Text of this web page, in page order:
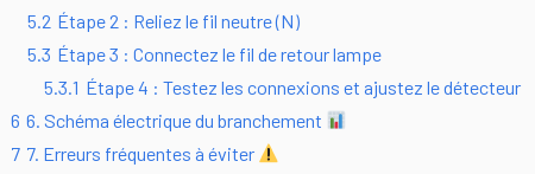
5.2 Étape 2 : Reliez le fil neutre (N)
5.3 Étape 3 : Connectez le fil de retour lampe
5.3.1 Étape 4 : Testez les connexions et ajustez le détecteur
6 6. Schéma électrique du branchement
7 7. Erreurs fréquentes à éviter